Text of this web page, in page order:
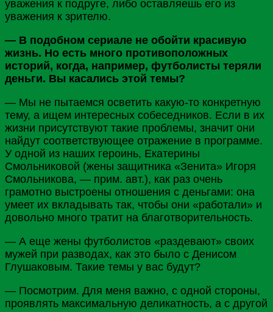
уважения к подруге, либо оставляешь его из
уважения к зрителю.
— В подобном сериале не обойти красивую
жизнь. Но есть много противоположных
историй, когда, например, футболисты теряли
деньги. Вы касались этой темы?
— Мы не пытаемся осветить какую-то конкретную
тему, а ищем интересных собеседников. Если в их
жизни присутствуют такие проблемы, значит они
найдут соответствующее отражение в программе.
У одной из наших героинь, Екатерины
Смольниковой (жены защитника «Зенита» Игоря
Смольникова, — прим. авт.), как раз очень
грамотно выстроены отношения с деньгами: она
умеет их вкладывать так, чтобы они «работали» и
довольно много тратит на благотворительность.
— А еще жены футболистов «раздевают» своих
мужей при разводах, как это было с Денисом
Глушаковым. Такие темы у вас будут?
— Посмотрим. Для меня важно, с одной стороны,
проявлять максимальную деликатность, а с другой